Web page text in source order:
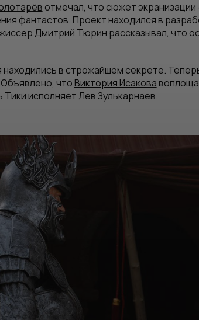
отмечал, что сюжет
фантастов. Проект находился в
Дмитрий Тюрин рассказывал, что
в строжайшем секрете.
чтоВиктория Исакова
Тики исполняетЛев Зулькарнаев.